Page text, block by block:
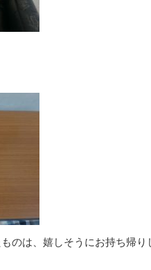
のは、嬉しそうにお持ち帰り